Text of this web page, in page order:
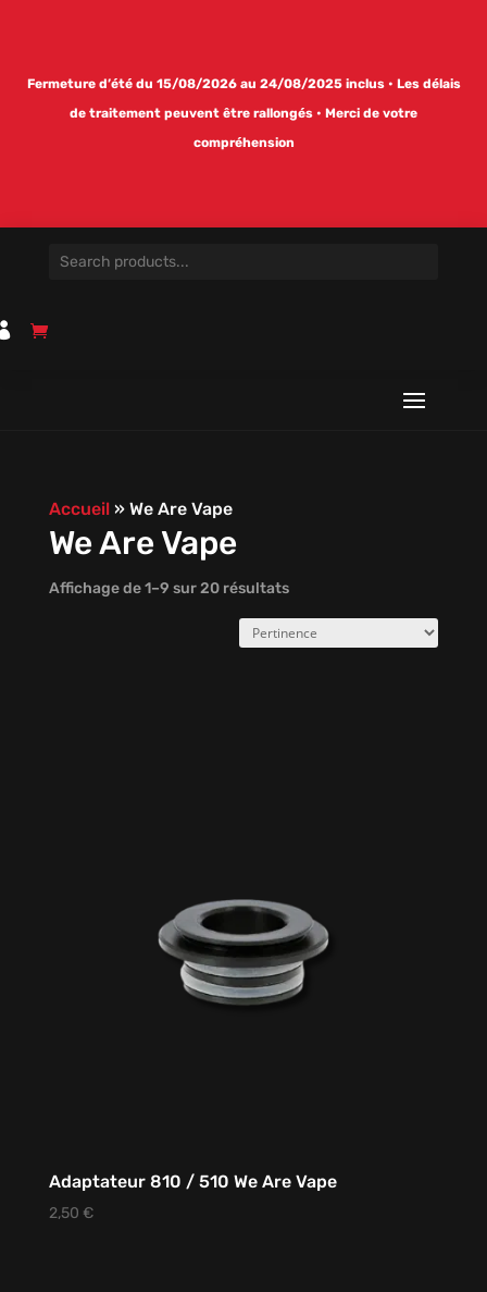
Fermeture d’été du 15/08/2026 au 24/08/2025 inclus • Les délais
de traitement peuvent être rallongés • Merci de votre
compréhension
Accueil» We Are Vape
We Are Vape
Affichage de 1–9 sur 20 résultats
Adaptateur 810 / 510 We Are Vape
2,50 €